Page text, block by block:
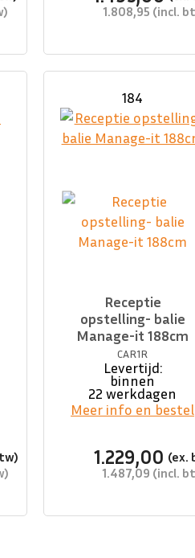
1.808,95
184
Receptie
opstelling- balie
Manage-it 188cm
CAR1R
Levertijd:
binnen
22 werkdagen
1.229,00
1.487,09
Meer info en bestel